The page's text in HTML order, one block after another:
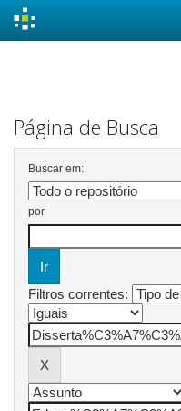
Página de Busca
Buscar em:
por
Filtros correntes: